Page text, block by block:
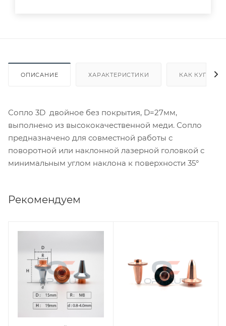
ОПИСАНИЕ ХАРАКТЕРИСТИКИ КАК КУПИТЬ
Сопло 3D двойное без покрытия, D=27мм,
выполнено из высококачественной меди. Сопло
предназначено для совместной работы с
поворотной или наклонной лазерной головкой с
минимальным углом наклона к поверхности 35°
Рекомендуем